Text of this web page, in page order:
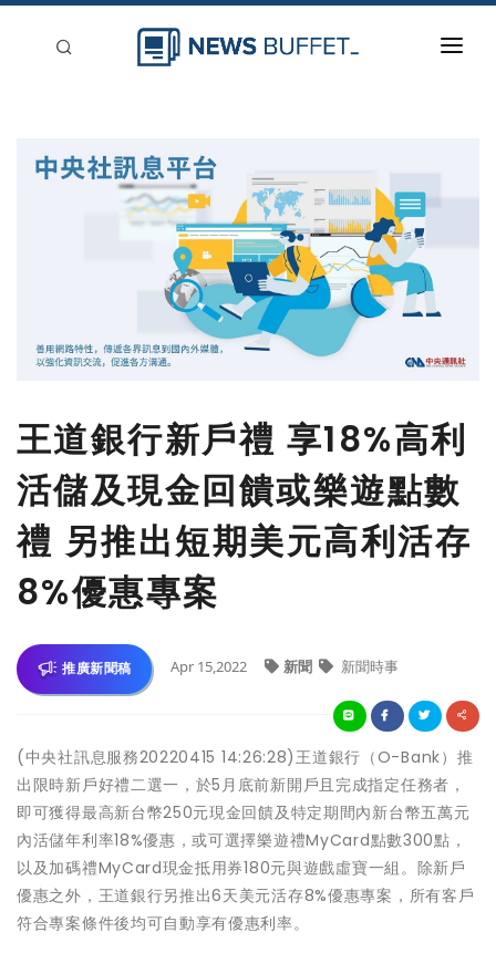
王道銀行新戶禮 享18%高利
活儲及現金回饋或樂遊點數
禮 另推出短期美元高利活存
8%優惠專案
推廣新聞稿 Apr 15,2022 新聞 新聞時事
(中央社訊息服務20220415 14:26:28)王道銀行（O-Bank）推
出限時新戶好禮二選一，於5月底前新開戶且完成指定任務者，
即可獲得最高新台幣250元現金回饋及特定期間內新台幣五萬元
內活儲年利率18%優惠，或可選擇樂遊禮MyCard點數300點，
以及加碼禮MyCard現金抵用券180元與遊戲虛寶一組。除新戶
優惠之外，王道銀行另推出6天美元活存8%優惠專案，所有客戶
符合專案條件後均可自動享有優惠利率。